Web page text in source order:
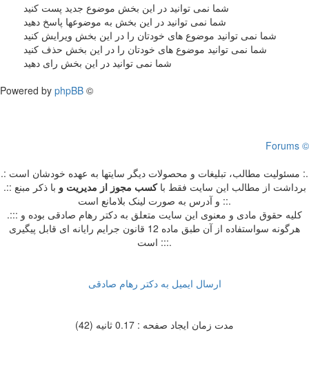
شما نمی توانید در این بخش موضوع جدید پست کنید
شما نمی توانید در این بخش به موضوعها پاسخ دهید
شما نمی توانید موضوع های خودتان را در این بخش ویرایش کنید
شما نمی توانید موضوع های خودتان را در این بخش حذف کنید
شما نمی توانید در این بخش رای دهید
Powered by phpBB ©
Forums ©
.: مسئوليت مطالب، تبليغات و محصولات ديگر سايتها به عهده خودشان است :.
.:: برداشت از مطالب اين سايت فقط باکسب مجوز از مدیریت و با ذکر مبنع
و آدرس به صورت لینک بلامانع است ::.
.::: کلیه حقوق مادی و معنوی این سایت متعلق به دکتر رهام صادقی بوده و
هرگونه سواستفاده از آن طبق ماده 12 قانون جرایم رایانه ای قابل پیگیری
است :::.
ارسال ایمیل به دکتر رهام صادقی
مدت زمان ایجاد صفحه : 0.17 ثانیه (42)